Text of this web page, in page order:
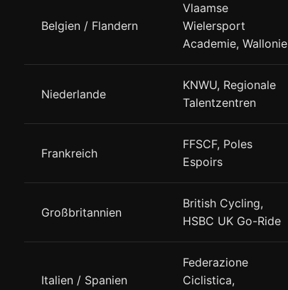
Belgien / Flandern
Vlaamse
Wielersport
Academie, Wallonie
Niederlande
KNWU, Regionale
Talentzentren
Frankreich
FFSCF, Poles
Espoirs
Großbritannien
British Cycling,
HSBC UK Go-Ride
Italien / Spanien
Federazione
Ciclistica,